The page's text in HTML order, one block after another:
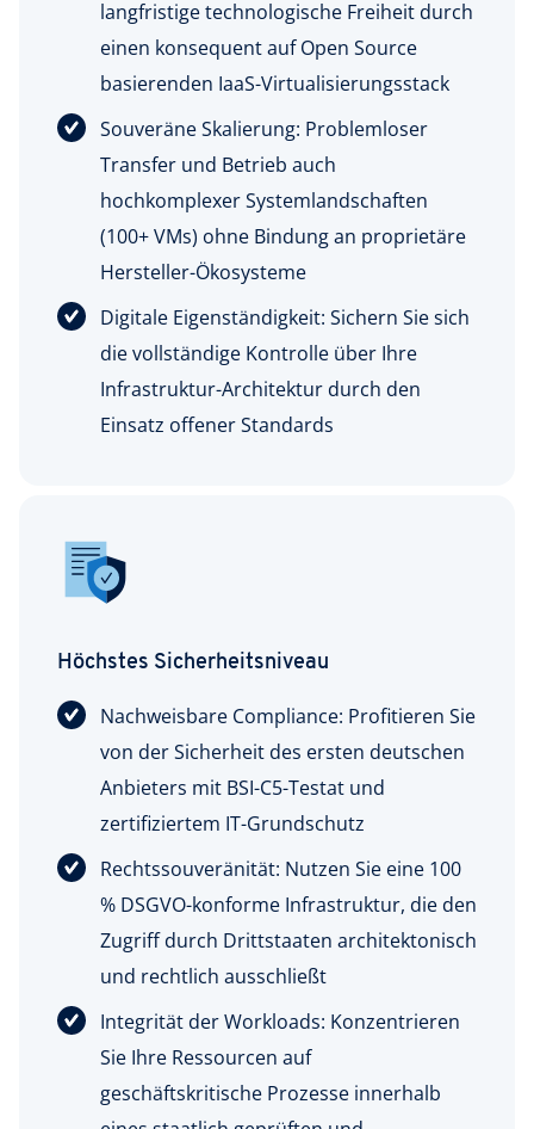
langfristige technologische Freiheit durch
einen konsequent auf Open Source
basierenden IaaS-Virtualisierungsstack
Souveräne Skalierung: Problemloser
Transfer und Betrieb auch
hochkomplexer Systemlandschaften
(100+ VMs) ohne Bindung an proprietäre
Hersteller-Ökosysteme
Digitale Eigenständigkeit: Sichern Sie sich
die vollständige Kontrolle über Ihre
Infrastruktur-Architektur durch den
Einsatz offener Standards
Höchstes Sicherheitsniveau
Nachweisbare Compliance: Profitieren Sie
von der Sicherheit des ersten deutschen
Anbieters mit BSI-C5-Testat und
zertifiziertem IT-Grundschutz
Rechtssouveränität: Nutzen Sie eine 100
% DSGVO-konforme Infrastruktur, die den
Zugriff durch Drittstaaten architektonisch
und rechtlich ausschließt
Integrität der Workloads: Konzentrieren
Sie Ihre Ressourcen auf
geschäftskritische Prozesse innerhalb